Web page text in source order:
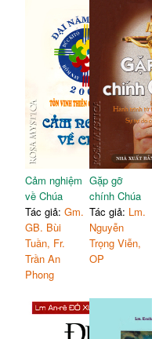
Cảm nghiệm
về Chúa
Tác giả:Gm.
GB. Bùi
Tuần, Fr.
Trần An
Phong
Gặp gỡ
chính Chúa
Tác giả: Lm.
Nguyễn
Trọng Viễn,
OP